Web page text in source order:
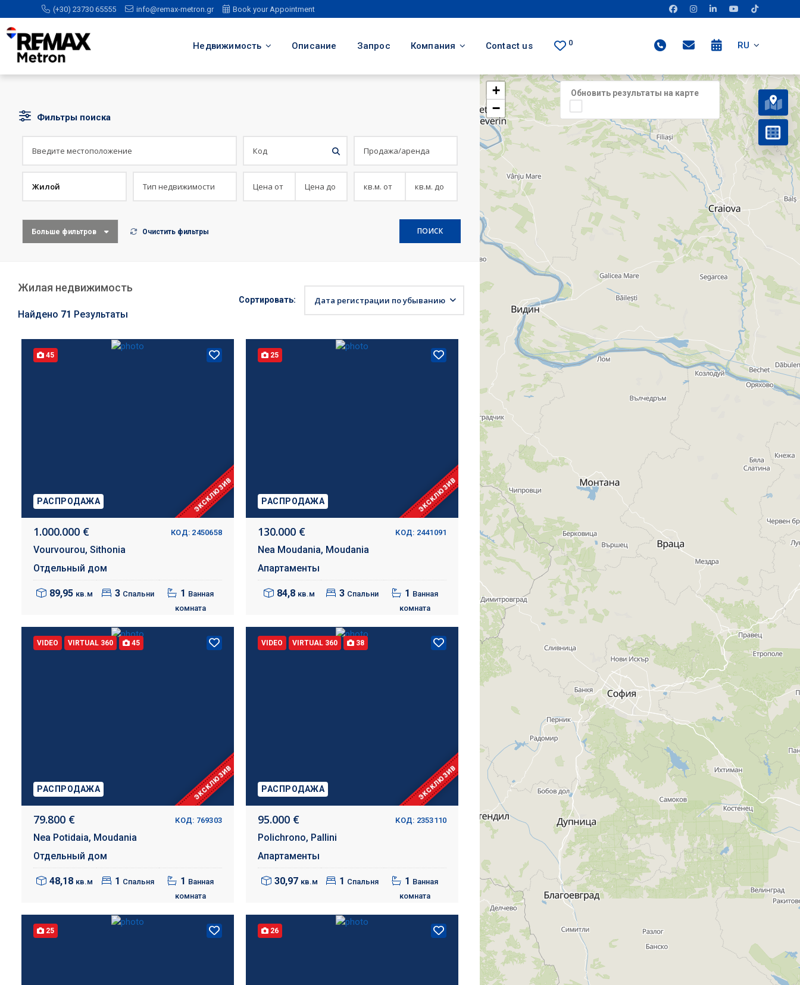
(+30) 23730 65555 info@remax-metron.gr Book your Appointment
Недвижимость Описание Запрос Компания Contact us 0 RU
Обновить результаты на карте
+
−
Фильтры поиска
Жилой
Больше фильтров Очистить фильтры ПОИСК
Сортировать: Дата регистрации по убыванию
Жилая недвижимость
Найдено 71 Результаты
45
РАСПРОДАЖА ЭКСКЛЮЗИВ
1.000.000 € КОД: 2450658
Vourvourou, Sithonia
Отдельный дом
89,95 кв.м 3 Спальни 1 Ванная
комната
25
РАСПРОДАЖА ЭКСКЛЮЗИВ
130.000 € КОД: 2441091
Nea Moudania, Moudania
Апартаменты
84,8 кв.м 3 Спальни 1 Ванная
комната
VIDEO VIRTUAL 360 45
РАСПРОДАЖА ЭКСКЛЮЗИВ
79.800 € КОД: 769303
Nea Potidaia, Moudania
Отдельный дом
48,18 кв.м 1 Спальня 1 Ванная
комната
VIDEO VIRTUAL 360 38
РАСПРОДАЖА ЭКСКЛЮЗИВ
95.000 € КОД: 2353110
Polichrono, Pallini
Апартаменты
30,97 кв.м 1 Спальня 1 Ванная
комната
25 26